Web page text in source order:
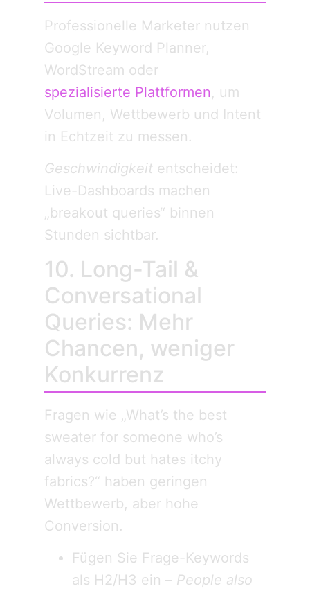
Professionelle Marketer nutzen
Google Keyword Planner,
WordStream oder
spezialisierte Plattformen, um
Volumen, Wettbewerb und Intent
in Echtzeit zu messen.
Geschwindigkeitentscheidet:
Live-Dashboards machen
„breakout queries“ binnen
Stunden sichtbar.
10. Long-Tail &
Conversational
Queries: Mehr
Chancen, weniger
Konkurrenz
Fragen wie „What’s the best
sweater for someone who’s
always cold but hates itchy
fabrics?“ haben geringen
Wettbewerb, aber hohe
Conversion.
Fügen Sie Frage-Keywords
als H2/H3 ein – People also